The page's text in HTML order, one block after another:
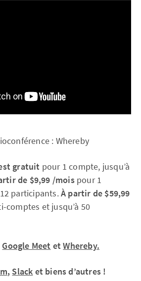
: Whereby
gratuit pour 1 compte, jusqu’à
de $9,99 /moispour 1
participants.À partir de $59,99
comptes et jusqu’à 50
Google Meet etWhereby.
, Slack et biens d’autres !